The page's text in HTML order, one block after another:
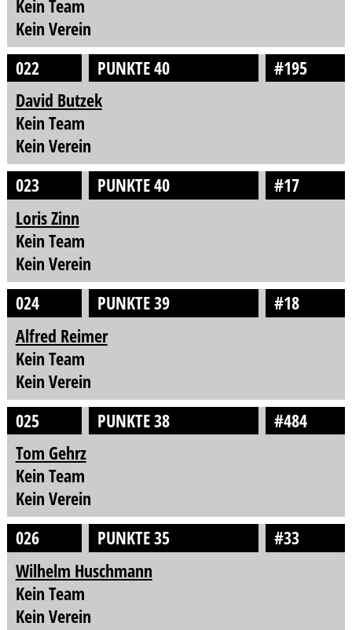
Kein Team
Kein Verein
022
PUNKTE 40
#195
David Butzek
Kein Team
Kein Verein
023
PUNKTE 40
#17
Loris Zinn
Kein Team
Kein Verein
024
PUNKTE 39
#18
Alfred Reimer
Kein Team
Kein Verein
025
PUNKTE 38
#484
Tom Gehrz
Kein Team
Kein Verein
026
PUNKTE 35
#33
Wilhelm Huschmann
Kein Team
Kein Verein